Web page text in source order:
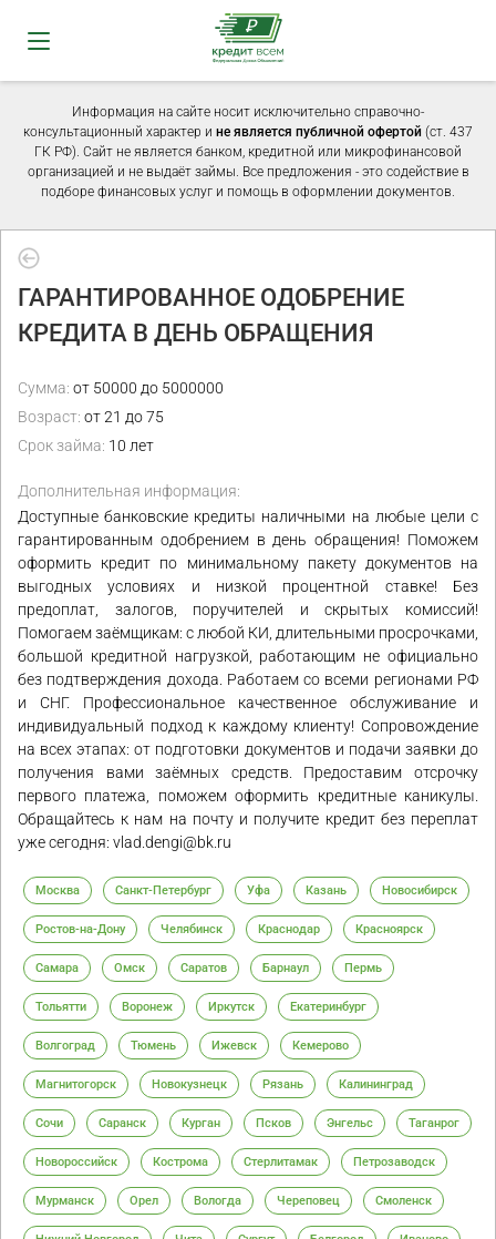
Информация на сайте носит исключительно справочно-
консультационный характер и не является публичной офертой (ст. 437
ГК РФ). Сайт не является банком, кредитной или микрофинансовой
организацией и не выдаёт займы. Все предложения - это содействие в
подборе финансовых услуг и помощь в оформлении документов.
ГАРАНТИРОВАННОЕ ОДОБРЕНИЕ
КРЕДИТА В ДЕНЬ ОБРАЩЕНИЯ
Сумма: от 50000 до 5000000
Возраст: от 21 до 75
Срок займа: 10 лет
Дополнительная информация:
Доступные банковские кредиты наличными на любые цели с
гарантированным одобрением в день обращения! Поможем
оформить кредит по минимальному пакету документов на
выгодных условиях и низкой процентной ставке! Без
предоплат, залогов, поручителей и скрытых комиссий!
Помогаем заёмщикам: с любой КИ, длительными просрочками,
большой кредитной нагрузкой, работающим не официально
без подтверждения дохода. Работаем со всеми регионами РФ
и СНГ. Профессиональное качественное обслуживание и
индивидуальный подход к каждому клиенту! Сопровождение
на всех этапах: от подготовки документов и подачи заявки до
получения вами заёмных средств. Предоставим отсрочку
первого платежа, поможем оформить кредитные каникулы.
Обращайтесь к нам на почту и получите кредит без переплат
уже сегодня: vlad.dengi@bk.ru
Москва Санкт-Петербург Уфа Казань Новосибирск
Ростов-на-Дону Челябинск Краснодар Красноярск
Самара Омск Саратов Барнаул Пермь
Тольятти Воронеж Иркутск Екатеринбург
Волгоград Тюмень Ижевск Кемерово
Магнитогорск Новокузнецк Рязань Калининград
Сочи Саранск Курган Псков Энгельс Таганрог
Новороссийск Кострома Стерлитамак Петрозаводск
Мурманск Орел Вологда Череповец Смоленск